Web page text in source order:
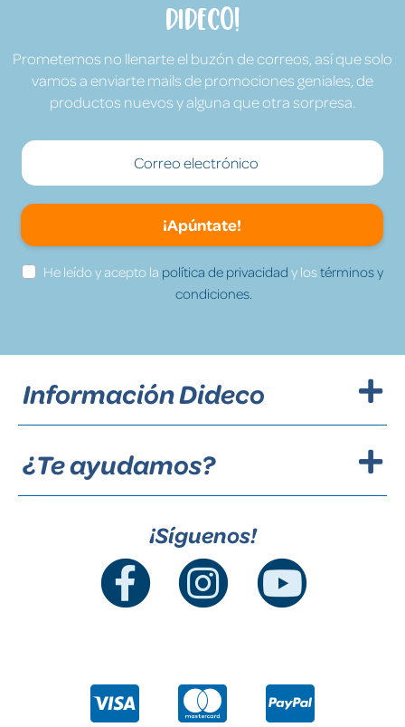
Dideco!
Prometemos no llenarte el buzón de correos, así que solo
vamos a enviarte mails de promociones geniales, de
productos nuevos y alguna que otra sorpresa.
¡Apúntate!
He leído y acepto la política de privacidad y lostérminos y
condiciones.
Información Dideco
¿Te ayudamos?
¡Síguenos!